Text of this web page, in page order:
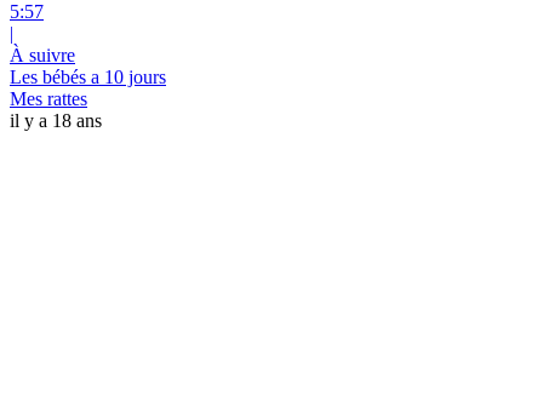
5:57
|
À suivre
Les bébés a 10 jours
Mes rattes
il y a 18 ans